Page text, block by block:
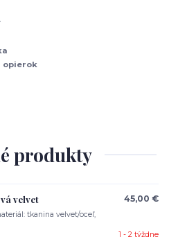
opierok
produkty
velvet
tkanina velvet/oceľ,
45,00 €
1 - 2 týždne